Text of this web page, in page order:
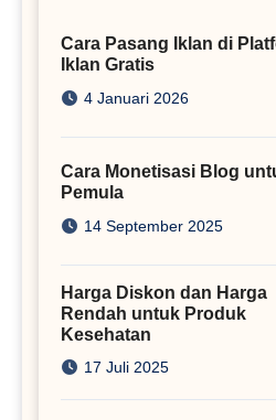
Cara Pasang Iklan di
Iklan Gratis
4 Januari 2026
Cara Monetisasi Blog
Pemula
14 September 2025
Harga Diskon dan Harga
Rendah untuk Produk
Kesehatan
17 Juli 2025